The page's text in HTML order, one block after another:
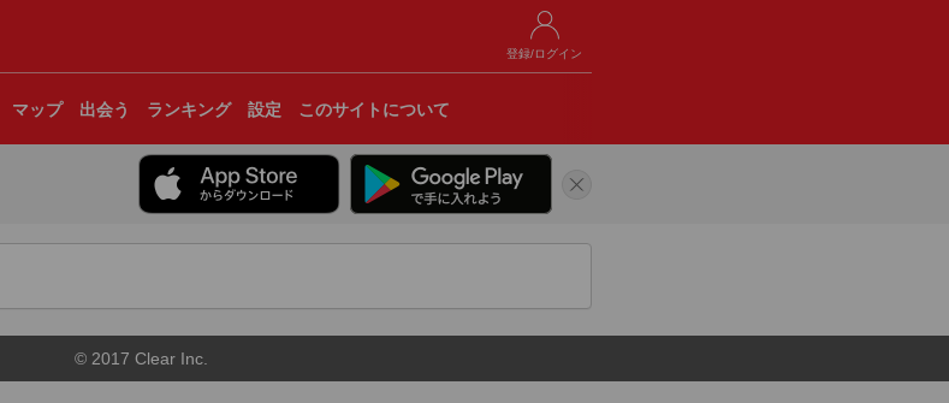
登録/ログイン
マップ 出会う ランキング 設定 このサイトについて
© 2017 Clear Inc.